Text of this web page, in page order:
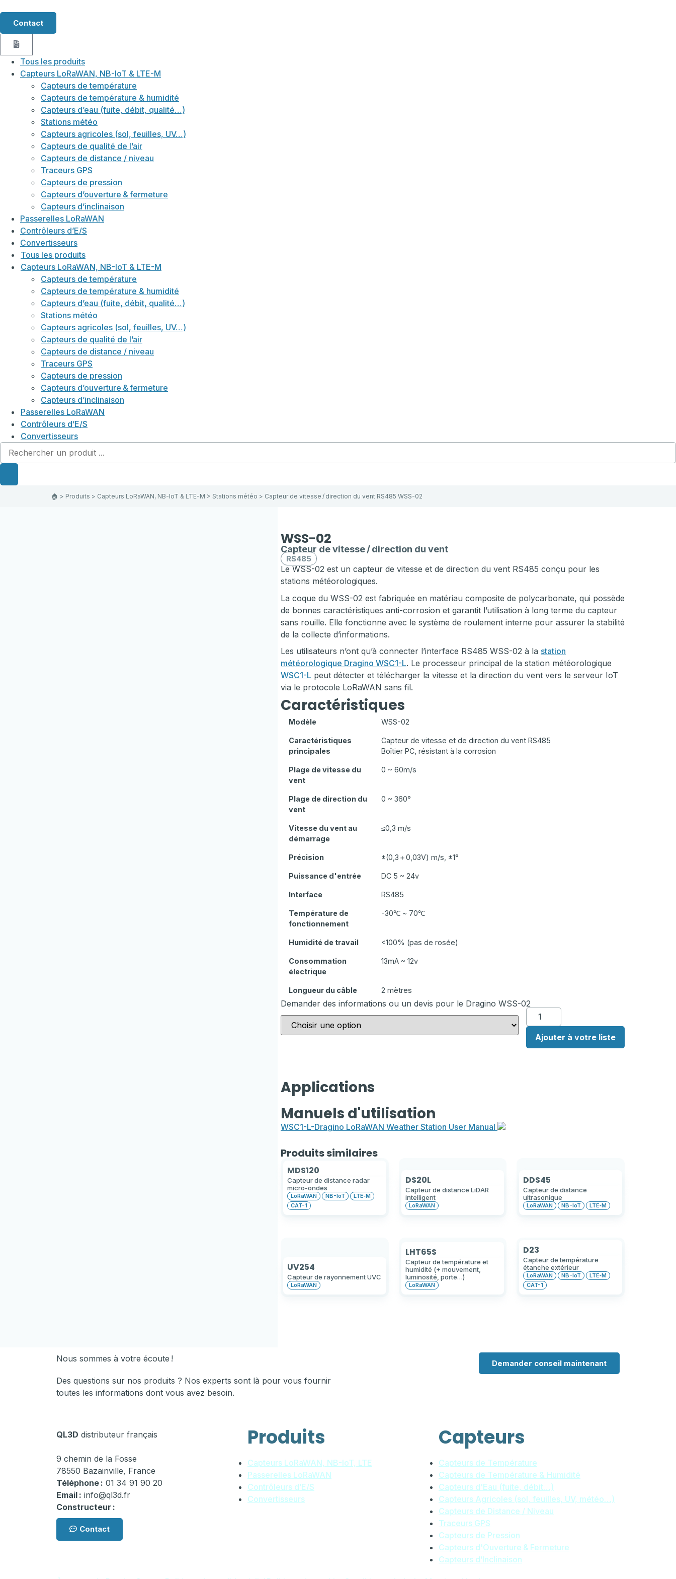
Contact
Tous les produits
Capteurs LoRaWAN, NB-IoT & LTE-M
Capteurs de température
Capteurs de température & humidité
Capteurs d’eau (fuite, débit, qualité…)
Stations météo
Capteurs agricoles (sol, feuilles, UV…)
Capteurs de qualité de l’air
Capteurs de distance / niveau
Traceurs GPS
Capteurs de pression
Capteurs d’ouverture & fermeture
Capteurs d’inclinaison
Passerelles LoRaWAN
Contrôleurs d’E/S
Convertisseurs
Tous les produits
Capteurs LoRaWAN, NB-IoT & LTE-M
Capteurs de température
Capteurs de température & humidité
Capteurs d’eau (fuite, débit, qualité…)
Stations météo
Capteurs agricoles (sol, feuilles, UV…)
Capteurs de qualité de l’air
Capteurs de distance / niveau
Traceurs GPS
Capteurs de pression
Capteurs d’ouverture & fermeture
Capteurs d’inclinaison
Passerelles LoRaWAN
Contrôleurs d’E/S
Convertisseurs
🏠︎ > Produits > Capteurs LoRaWAN, NB-IoT & LTE-M > Stations météo > Capteur de vitesse / direction du vent RS485 WSS-02
WSS-02
Capteur de vitesse / direction du vent
RS485
Le WSS-02 est un capteur de vitesse et de direction du vent RS485 conçu pour les
stations météorologiques.
La coque du WSS-02 est fabriquée en matériau composite de polycarbonate, qui possède
de bonnes caractéristiques anti-corrosion et garantit l’utilisation à long terme du capteur
sans rouille. Elle fonctionne avec le système de roulement interne pour assurer la stabilité
de la collecte d’informations.
Les utilisateurs n’ont qu’à connecter l’interface RS485 WSS-02 à la station
météorologique Dragino WSC1-L. Le processeur principal de la station météorologique
WSC1-L peut détecter et télécharger la vitesse et la direction du vent vers le serveur IoT
via le protocole LoRaWAN sans fil.
Caractéristiques
Modèle WSS-02
Caractéristiques
principales
Capteur de vitesse et de direction du vent RS485
Boîtier PC, résistant à la corrosion
Plage de vitesse du
vent
0 ~ 60m/s
Plage de direction du
vent
0 ~ 360°
Vitesse du vent au
démarrage
≤0,3 m/s
Précision ±(0,3＋0,03V) m/s, ±1°
Puissance d'entrée DC 5 ~ 24v
Interface RS485
Température de
fonctionnement
-30℃ ~ 70℃
Humidité de travail <100% (pas de rosée)
Consommation
électrique
13mA ~ 12v
Longueur du câble 2 mètres
Demander des informations ou un devis pour le Dragino WSS-02
Ajouter à votre liste
Applications
Prévisions
météorologiques
Smart
agriculture
Manuels d'utilisation
WSC1-L-Dragino LoRaWAN Weather Station User Manual
Produits similaires
Capteur de distance radar
micro-ondes
LoRaWAN NB-IoT
LTE‑M
CAT-1
MDS120
Capteur de distance LiDAR
intelligent
LoRaWAN
DS20L
Capteur de distance
ultrasonique
LoRaWAN NB-IoT LTE‑M
DDS45
Capteur de rayonnement UVC
LoRaWAN
UV254
Capteur de température et
humidité (+ mouvement,
luminosité, porte…)
LoRaWAN
LHT65S
Capteur de température
étanche extérieur
LoRaWAN NB-IoT
LTE‑M
CAT-1
D23
Nous sommes à votre écoute !
Des questions sur nos produits ? Nos experts sont là pour vous fournir
toutes les informations dont vous avez besoin.
Demander conseil maintenant
QL3D distributeur français
9 chemin de la Fosse
78550 Bazainville, France
Téléphone : 01 34 91 90 20
Email : info@ql3d.fr
Constructeur :
Contact
Produits
Capteurs LoRaWAN, NB-IoT, LTE
Passerelles LoRaWAN
Contrôleurs d’E/S
Convertisseurs
Capteurs
Capteurs de Température
Capteurs de Température & Humidité
Capteurs d'Eau (fuite, débit…)
Capteurs Agricoles (sol, feuilles, UV, météo…)
Capteurs de Distance / Niveau
Traceurs GPS
Capteurs de Pression
Capteurs d'Ouverture & Fermeture
Capteurs d’Inclinaison